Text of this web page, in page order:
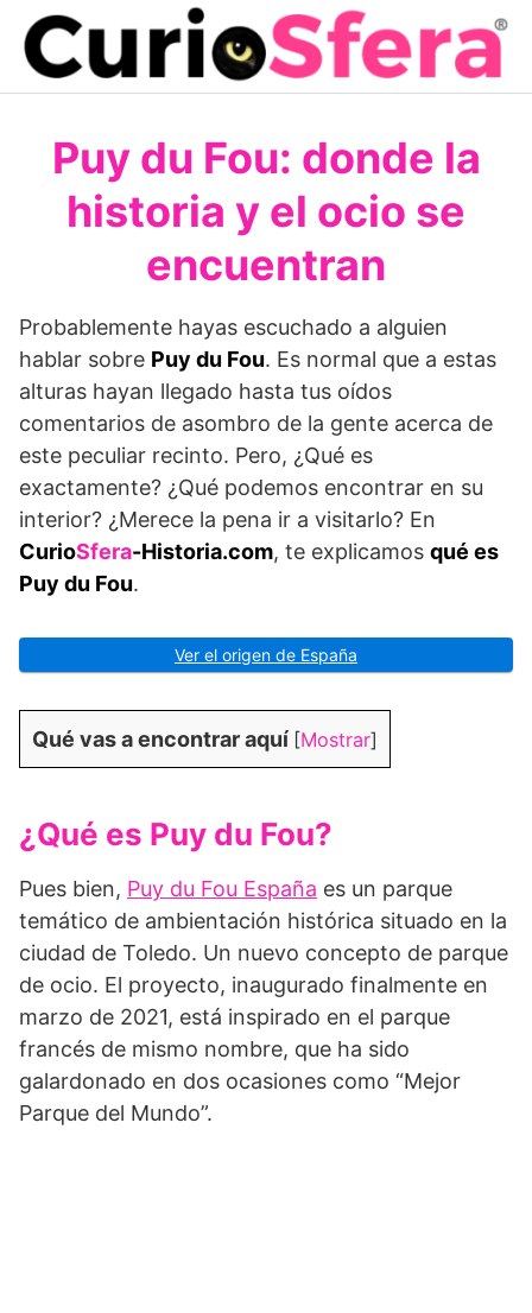
Saltar
contenido
Puy du Fou: donde la
historia y el ocio se
encuentran
Probablemente hayas escuchado a alguien
hablar sobre Puy du Fou. Es normal que a estas
alturas hayan llegado hasta tus oídos
comentarios de asombro de la gente acerca de
este peculiar recinto. Pero, ¿Qué es
exactamente? ¿Qué podemos encontrar en su
interior? ¿Merece la pena ir a visitarlo? En
CurioSfera-Historia.com, te explicamos qué es
Puy du Fou.
Ver el origen de España
Qué vas a encontrar aquí [Mostrar]
¿Qué es Puy du Fou?
Pues bien, Puy du Fou España es un parque
temático de ambientación histórica situado en la
ciudad de Toledo. Un nuevo concepto de parque
de ocio. El proyecto, inaugurado finalmente en
marzo de 2021, está inspirado en el parque
francés de mismo nombre, que ha sido
galardonado en dos ocasiones como “Mejor
Parque del Mundo”.